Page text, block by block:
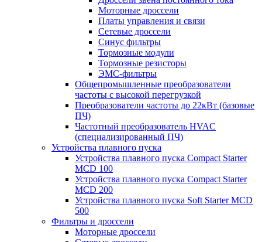
Моторные дроссели
Платы управления и связи
Сетевые дроссели
Синус фильтры
Тормозные модули
Тормозные резисторы
ЭМС-фильтры
Общепромышленные преобразователи
частоты с высокой перегрузкой
Преобразователи частоты до 22кВт (базовые
ПЧ)
Частотный преобразователь HVAC
(специализированный ПЧ)
Устройства плавного пуска
Устройства плавного пуска Compact Starter
MCD 100
Устройства плавного пуска Compact Starter
MCD 200
Устройства плавного пуска Soft Starter MCD
500
Фильтры и дроссели
Моторные дроссели